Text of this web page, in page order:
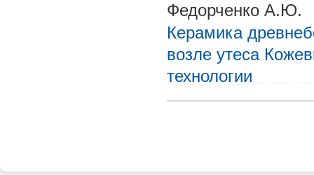
Федорченко А.Ю.
Керамика
возле утеса
технологии